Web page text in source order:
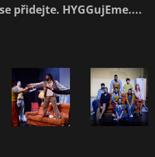
přidejte. HYGGujEme....